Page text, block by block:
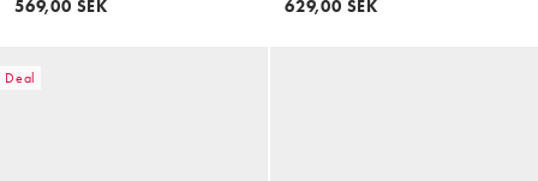
569,00 SEK
629,00 SEK
Deal